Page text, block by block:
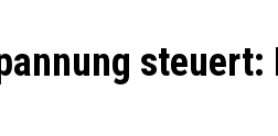
steuert: